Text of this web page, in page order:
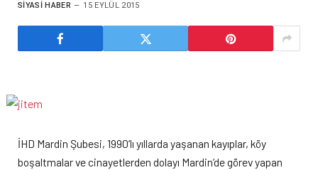
SIYASI HABER 15 EYLÜL 2015
İHD Mardin Şubesi, 1990’lı yıllarda yaşanan kayıplar, köy
boşaltmalar ve cinayetlerden dolayı Mardin’de görev yapan